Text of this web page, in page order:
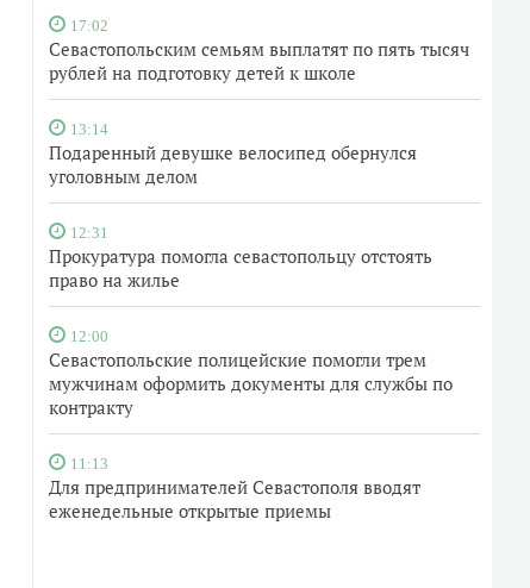
17:02
Севастопольским семьям выплатят по пять тысяч
рублей на подготовку детей к школе
13:14
Подаренный девушке велосипед обернулся
уголовным делом
12:31
Прокуратура помогла севастопольцу отстоять
право на жилье
12:00
Севастопольские полицейские помогли трем
мужчинам оформить документы для службы по
контракту
11:13
Для предпринимателей Севастополя вводят
еженедельные открытые приемы